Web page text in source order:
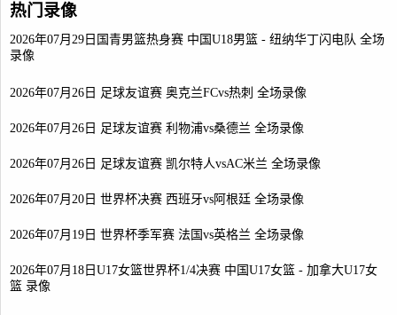
热门录像
2026年07月29日国青男篮热身赛 中国U18男篮 - 纽纳华丁闪电队 全场
录像
2026年07月26日 足球友谊赛 奥克兰FCvs热刺 全场录像
2026年07月26日 足球友谊赛 利物浦vs桑德兰 全场录像
2026年07月26日 足球友谊赛 凯尔特人vsAC米兰 全场录像
2026年07月20日 世界杯决赛 西班牙vs阿根廷 全场录像
2026年07月19日 世界杯季军赛 法国vs英格兰 全场录像
2026年07月18日U17女篮世界杯1/4决赛 中国U17女篮 - 加拿大U17女
篮 录像